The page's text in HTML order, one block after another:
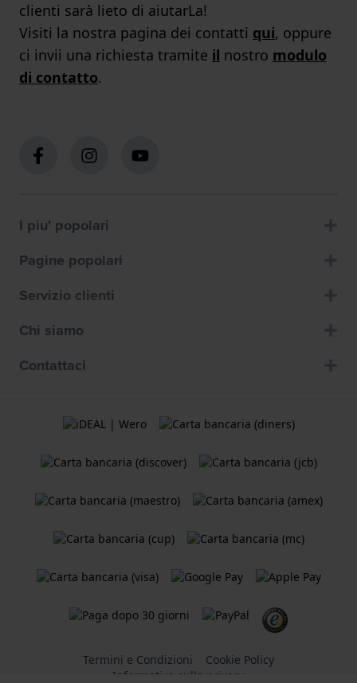
clienti sarà lieto di aiutarLa!
Visiti la nostra pagina dei contatti qui, oppure
ci invii una richiesta tramite il nostro modulo
di contatto.
I piu' popolari
Pagine popolari
Servizio clienti
Chi siamo
Contattaci
Termini e Condizioni
Cookie Policy
Informativa sulla privacy